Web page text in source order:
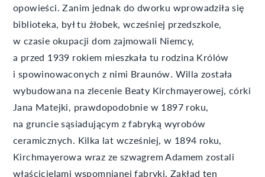
opowieści. Zanim jednak do dworku wprowadziła się
biblioteka, był tu żłobek, wcześniej przedszkole,
w czasie okupacji dom zajmowali Niemcy,
a przed 1939 rokiem mieszkała tu rodzina Królów
i spowinowaconych z nimi Braunów. Willa została
wybudowana na zlecenie Beaty Kirchmayerowej, córki
Jana Matejki, prawdopodobnie w 1897 roku,
na gruncie sąsiadującym z fabryką wyrobów
ceramicznych. Kilka lat wcześniej, w 1894 roku,
Kirchmayerowa wraz ze szwagrem Adamem zostali
właścicielami wspomnianej fabryki. Zakład ten